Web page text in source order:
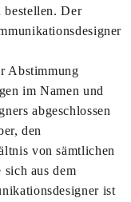
bestellen. Der
Abstimmung
im Namen und
abgeschlossen
den
von sämtlichen
aus dem
ist